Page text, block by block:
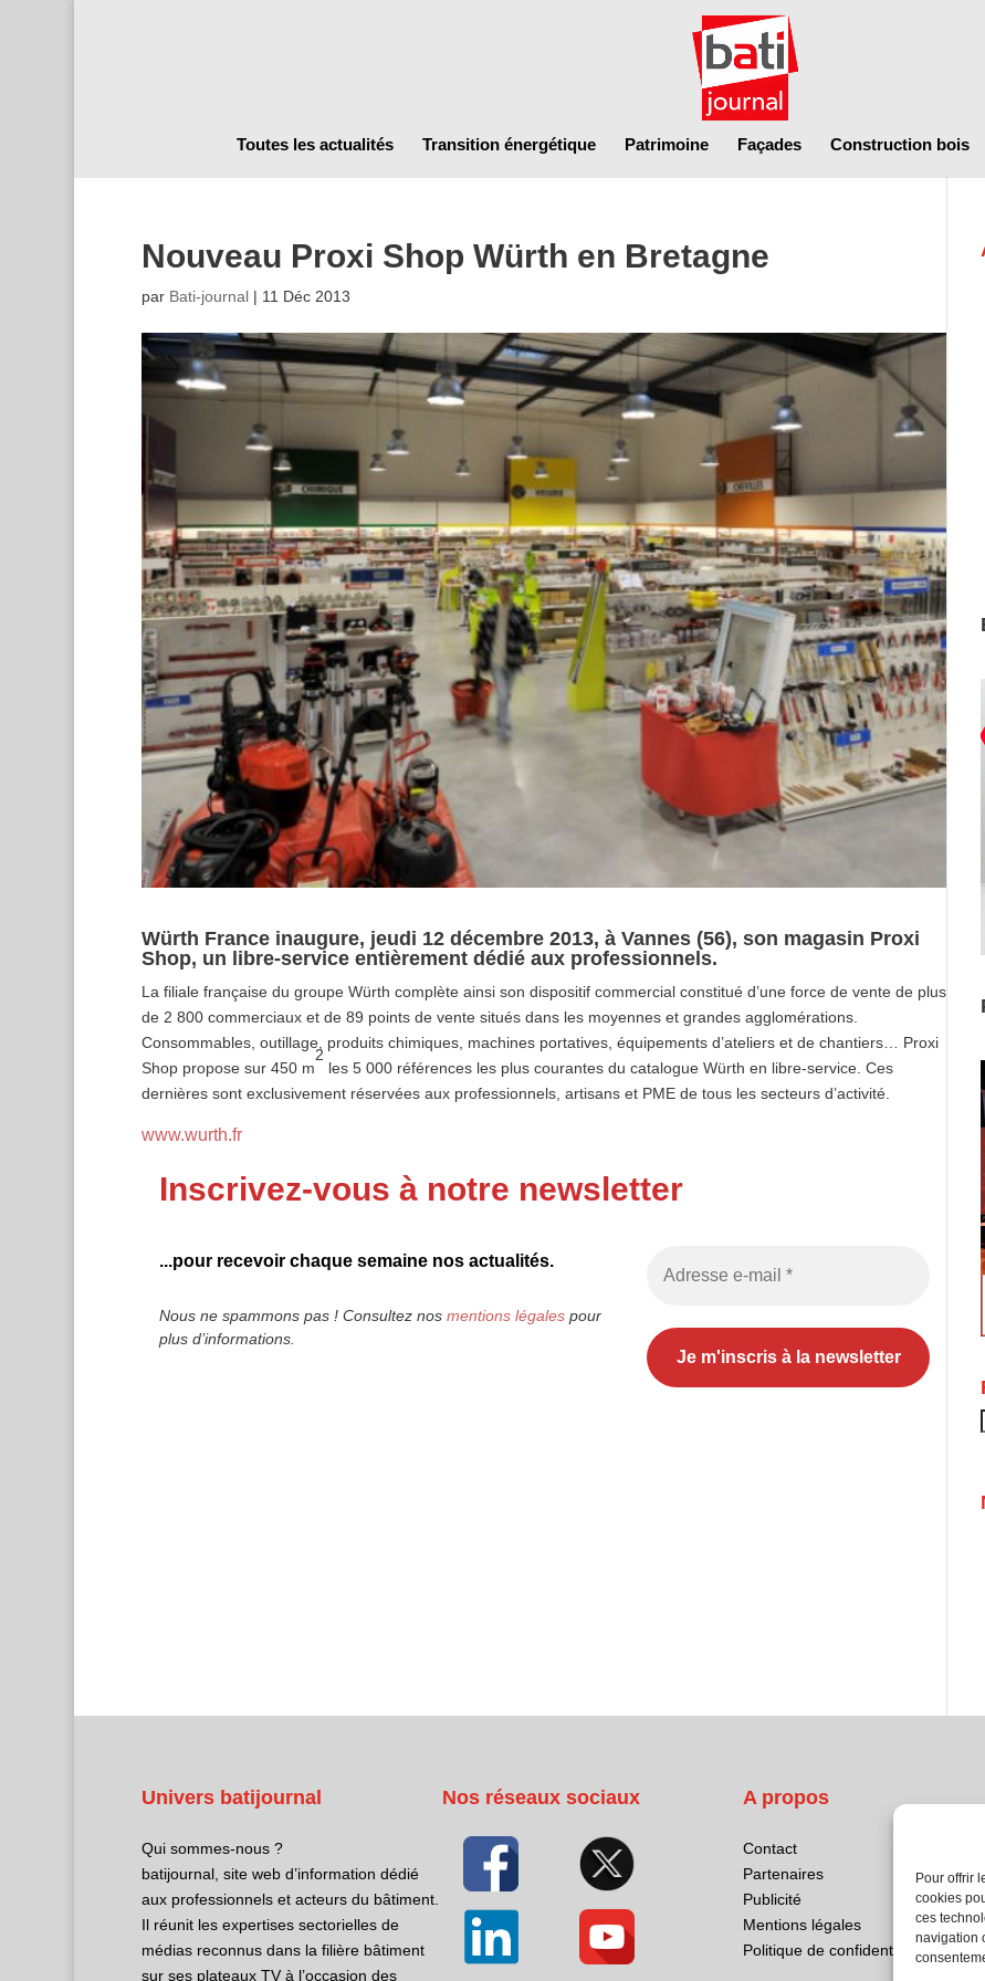
Pour offrir
cookies
ces
navigation
Toutes les actualités Transition énergétique Patrimoine Façades Construction bois
Nouveau Proxi Shop Würth en Bretagne
par Bati-journal| 11 Déc 2013
Würth France inaugure, jeudi 12 décembre 2013, à Vannes (56), son magasin Proxi
Shop, un libre-service entièrement dédié aux professionnels.
La filiale française du groupe Würth complète ainsi son dispositif commercial constitué d’une force de vente de plus
de 2 800 commerciaux et de 89 points de vente situés dans les moyennes et grandes agglomérations.
Consommables, outillage, produits chimiques, machines portatives, équipements d’ateliers et de chantiers… Proxi
Shop propose sur 450 m
2
les 5 000 références les plus courantes du catalogue Würth en libre-service. Ces
dernières sont exclusivement réservées aux professionnels, artisans et PME de tous les secteurs d’activité.
www.wurth.fr
Inscrivez-vous à notre newsletter
...pour recevoir chaque semaine nos actualités.
Nous ne spammons pas ! Consultez nos mentions légalespour
plus d’informations.
Univers batijournal
Qui sommes-nous ?
batijournal, site web d’information dédié
aux professionnels et acteurs du bâtiment.
Il réunit les expertises sectorielles de
médias reconnus dans la filière bâtiment
sur ses plateaux TV à l’occasion des
Nos réseaux sociaux A propos
Contact
Partenaires
Publicité
Mentions légales
Politique de confidentialité